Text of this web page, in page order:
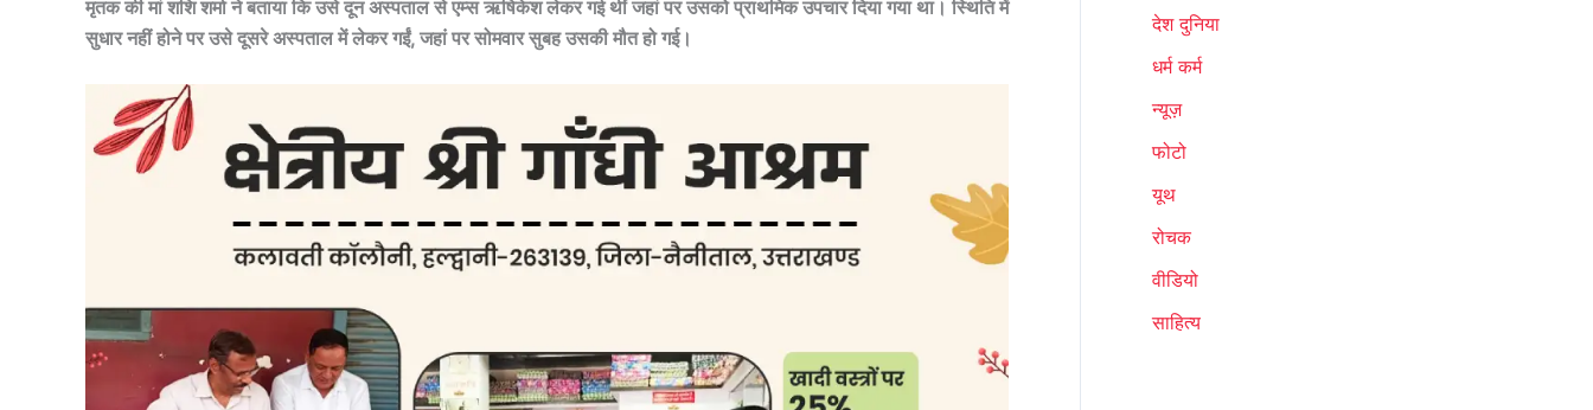
मृतक की मां शशि शर्मा ने बताया कि उसे दून अस्पताल से एम्स ऋषिकेश लेकर गई थीं जहां पर उसको प्राथमिक उपचार दिया गया था। स्थिति में
सुधार नहीं होने पर उसे दूसरे अस्पताल में लेकर गईं, जहां पर सोमवार सुबह उसकी मौत हो गई।
देश दुनिया
धर्म कर्म
न्यूज़
फोटो
यूथ
रोचक
वीडियो
साहित्य